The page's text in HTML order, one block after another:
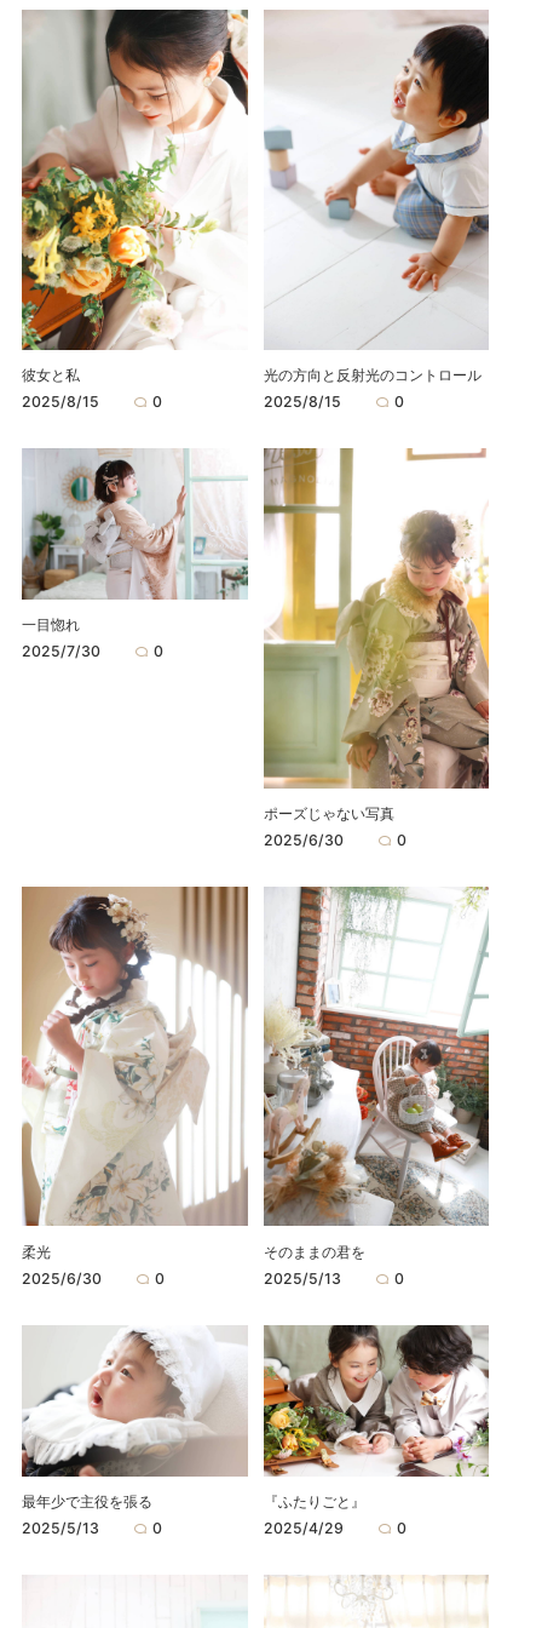
彼女と私
2025/8/15
0
光の方向と反射光のコントロール
2025/8/15
0
一目惚れ
2025/7/30
0
ポーズじゃない写真
2025/6/30
0
柔光
2025/6/30
0
そのままの君を
2025/5/13
0
最年少で主役を張る
2025/5/13
0
『ふたりごと』
2025/4/29
0